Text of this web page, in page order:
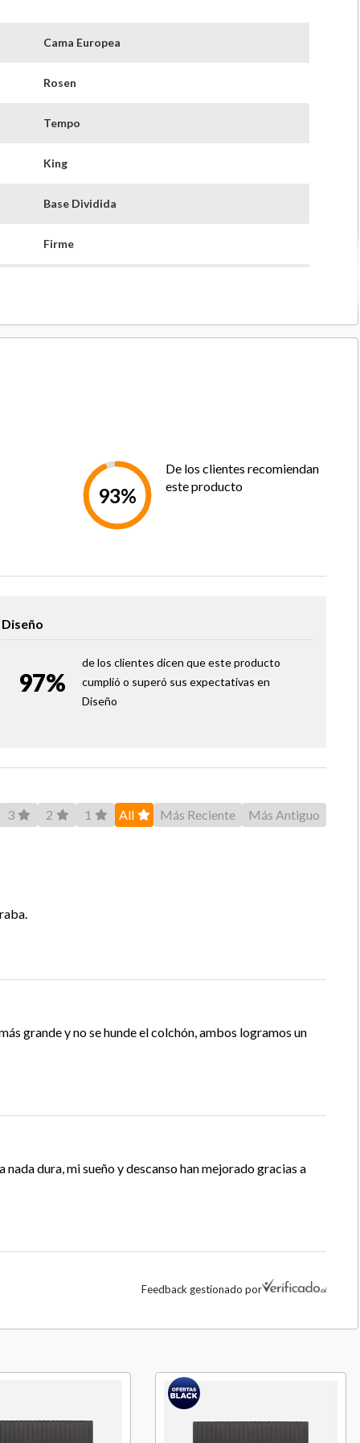
Cama Europea
Rosen
Tempo
King
Base Dividida
Firme
16 Cm
Base Cama Europea Funda De Tela Jacquard
Con Tratamiento Sanitized Y Fire Retardant.
Capa De Poliuretano. Placa Termo Fusionada
Extra Firme. Estructura De Madera. Patas De
Tratamientos Sanitized Y Fire Retardant. Napa
Advance® Capa De Fibroespuma
Termofusionada.
2
93%
De los clientes recomiendan
este producto
Diseño
97%
de los clientes dicen que este producto
cumplió o superó sus expectativas en
Diseño
3 2 1 All Más Reciente Más Antiguo
grande y no se hunde el colchón, ambos logramos un
dura, mi sueño y descanso han mejorado gracias a
Feedback gestionado por